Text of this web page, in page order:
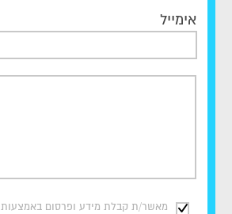
אימייל
מאשר/ת קבלת מידע ופרסום באמצעות